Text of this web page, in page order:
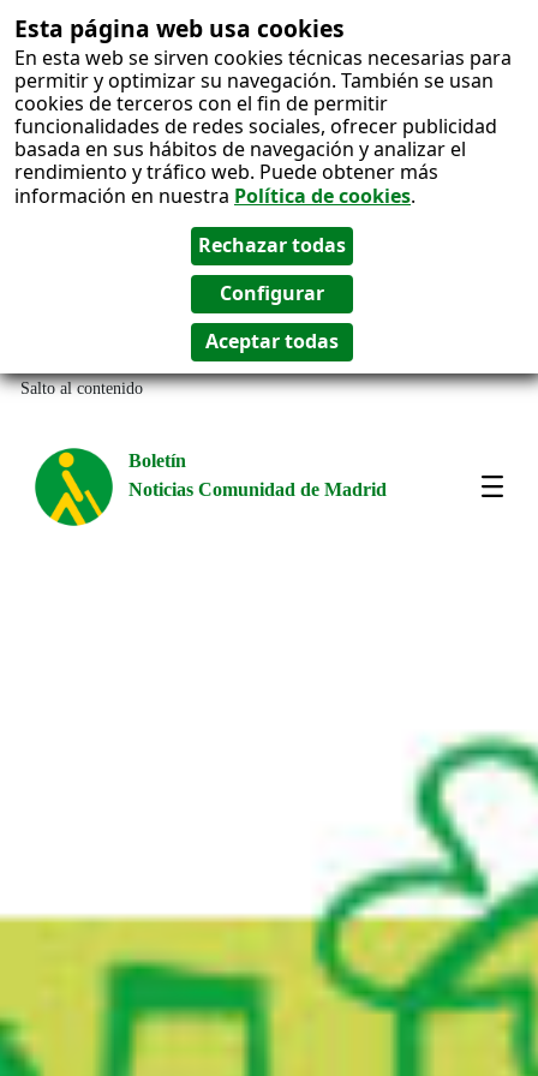
Esta página web usa cookies
En esta web se sirven cookies técnicas necesarias para
permitir y optimizar su navegación. También se usan
cookies de terceros con el fin de permitir
funcionalidades de redes sociales, ofrecer publicidad
basada en sus hábitos de navegación y analizar el
rendimiento y tráfico web. Puede obtener más
información en nuestra Política de cookies.
Salto al contenido
Boletín
Noticias Comunidad de Madrid